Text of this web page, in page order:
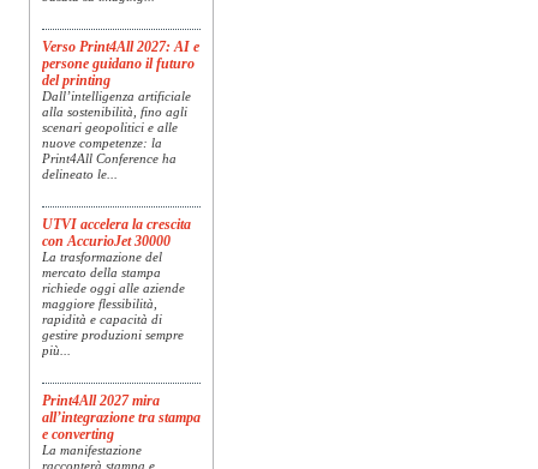
Verso Print4All 2027: AI e
persone guidano il futuro
del printing
Dall’intelligenza artificiale
alla sostenibilità, fino agli
scenari geopolitici e alle
nuove competenze: la
Print4All Conference ha
delineato le...
UTVI accelera la crescita
con AccurioJet 30000
La trasformazione del
mercato della stampa
richiede oggi alle aziende
maggiore flessibilità,
rapidità e capacità di
gestire produzioni sempre
più...
Print4All 2027 mira
all’integrazione tra stampa
e converting
La manifestazione
racconterà stampa e